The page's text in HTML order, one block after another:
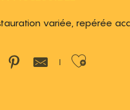
variée, repérée